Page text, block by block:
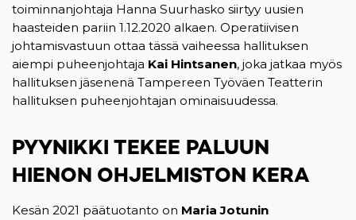
toiminnanjohtaja Hanna Suurhasko siirtyy uusien
haasteiden pariin 1.12.2020 alkaen. Operatiivisen
johtamisvastuun ottaa tässä vaiheessa hallituksen
aiempi puheenjohtaja Kai Hintsanen, joka jatkaa myös
hallituksen jäsenenä Tampereen Työväen Teatterin
hallituksen puheenjohtajan ominaisuudessa.
PYYNIKKI TEKEE PALUUN
HIENON OHJELMISTON KERA
Kesän 2021 päätuotanto on Maria Jotunin